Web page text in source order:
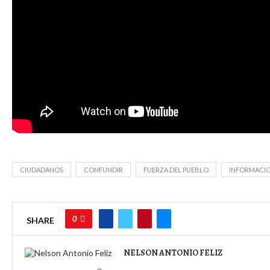
CIUDADANOS CONFUNDIR FUERZA DEL PUEBLO
SHARE 0
NELSON ANTONIO FELIZ